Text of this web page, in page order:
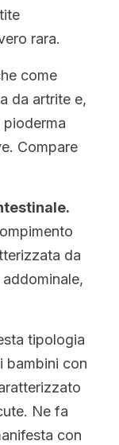
rara.
come
da artrite e,
Compare
da
tipologia
bambini con
Ne fa
con